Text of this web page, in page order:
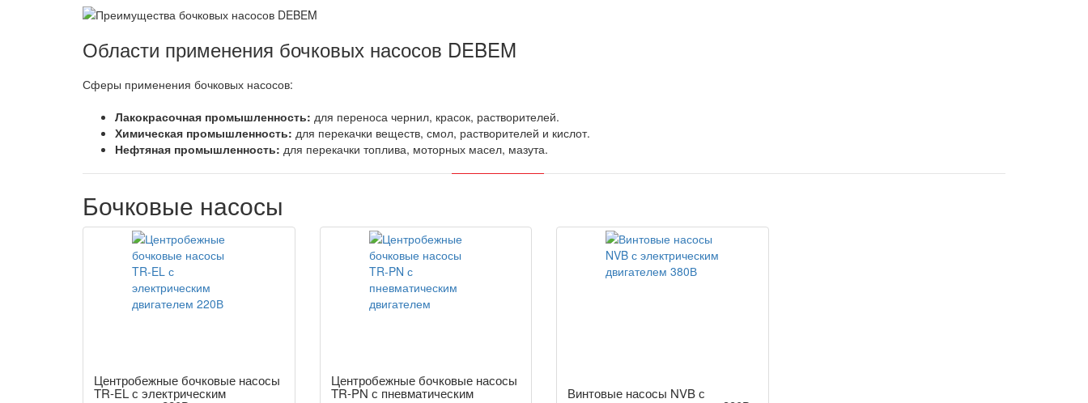
Области применения бочковых насосов DEBEM
Сферы применения бочковых насосов:
Лакокрасочная промышленность: для переноса чернил, красок, растворителей.
Химическая промышленность: для перекачки веществ, смол, растворителей и кислот.
Нефтяная промышленность: для перекачки топлива, моторных масел, мазута.
Бочковые насосы
Центробежные бочковые насосы
TR-EL с электрическим
Центробежные бочковые насосы
TR-PN с пневматическим Винтовые насосы NVB с